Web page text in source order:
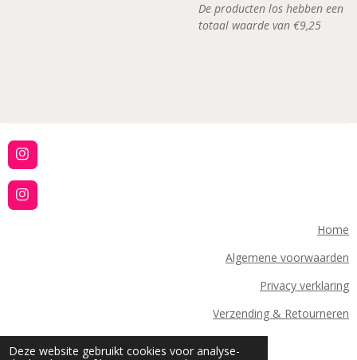
Deze website gebruikt cookies voor analyse-
De producten los hebben een
totaal waarde van €9,25
I
n
s
t
a
I
n
Home
Algemene voorwaarden
Privacy verklaring
Verzending & Retourneren
Contact